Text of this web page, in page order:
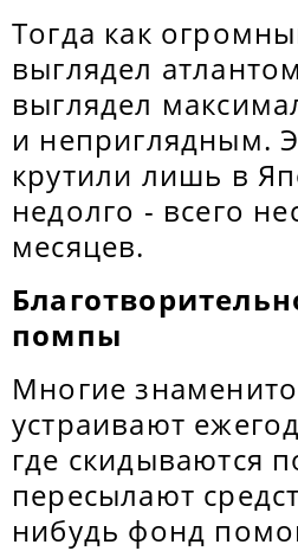
Тогда как
выглядел
выглядел
и неприглядным.
крутили лишь в
недолго - всего
месяцев.
помпы
Многие
устраивают
где скидываются
пересылают
нибудь фонд